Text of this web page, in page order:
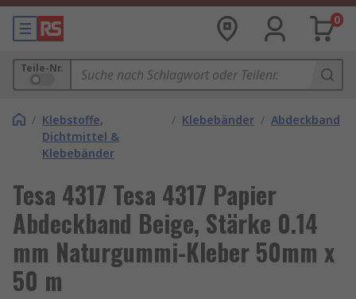
0
Teile-Nr.
/ Klebstoffe,
Dichtmittel &
Klebebänder
/ Klebebänder / Abdeckband
Tesa 4317 Tesa 4317 Papier
Abdeckband Beige, Stärke 0.14
mm Naturgummi-Kleber 50mm x
50 m